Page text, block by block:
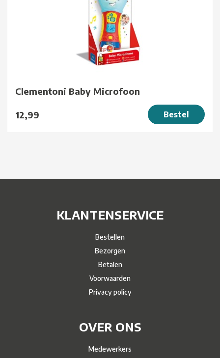
Clementoni Baby Microfoon
12,99 Bestel
KLANTENSERVICE
Bestellen
Bezorgen
Betalen
Voorwaarden
Privacy policy
OVER ONS
Medewerkers